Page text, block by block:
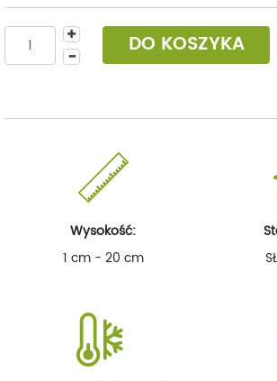
DO KOSZYKA
Wysokość:
1 cm - 20 cm